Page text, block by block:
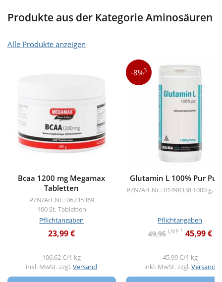
Produkte aus der Kategorie Aminosäuren
Alle Produkte anzeigen
Bcaa 1200 mg Megamax
Tabletten
PZN/Art.Nr.: 06735369
100 St, Tabletten
Pflichtangaben
23,99 €
106,62 €/1 kg
inkl. MwSt. zzgl.Versand
-8%3
Glutamin L 100% Pur
PZN/Art.Nr.: 01498338 1000 g,
Pflichtangaben
49,95 UVP 1 45,99 €
45,99 €/1 kg
inkl. MwSt. zzgl.Versand